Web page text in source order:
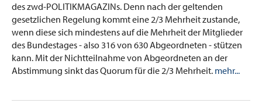
des zwd-POLITIKMAGAZINs. Denn nach der geltenden
gesetzlichen Regelung kommt eine 2/3 Mehrheit zustande,
wenn diese sich mindestens auf die Mehrheit der Mitglieder
des Bundestages - also 316 von 630 Abgeordneten - stützen
kann. Mit der Nichtteilnahme von Abgeordneten an der
Abstimmung sinkt das Quorum für die 2/3 Mehrheit. mehr...